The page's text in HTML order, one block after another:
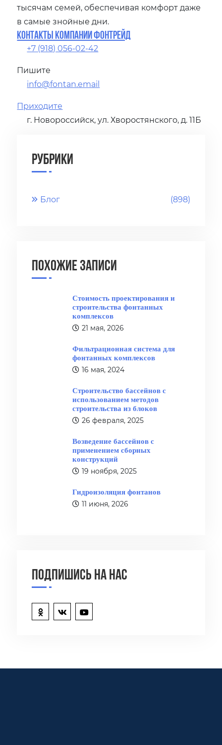
тысячам семей, обеспечивая комфорт даже
в самые знойные дни.
Контакты компании Фонтрейд
+7 (918) 056-02-42
Пишите
info@fontan.email
Приходите
г. Новороссийск, ул. Хворостянского, д. 11Б
Рубрики
Блог (898)
Похожие записи
Стоимость проектирования и
строительства фонтанных
комплексов
21 мая, 2026
Фильтрационная система для
фонтанных комплексов
16 мая, 2024
Строительство бассейнов с
использованием методов
строительства из блоков
26 февраля, 2025
Возведение бассейнов с
применением сборных
конструкций
19 ноября, 2025
Гидроизоляция фонтанов
11 июня, 2026
Подпишись на нас